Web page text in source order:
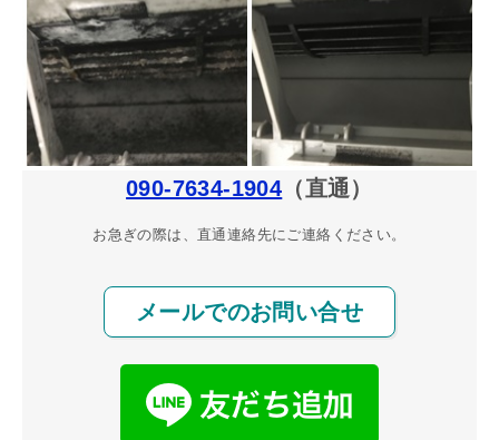
090-7634-1904 （直通）
お急ぎの際は、直通連絡先にご連絡ください。
メールでのお問い合せ